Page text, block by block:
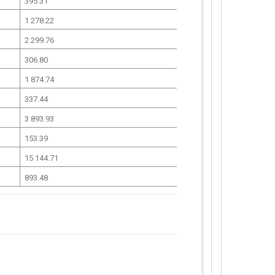
1 278.22
2 299.76
306.80
1 874.74
337.44
3 893.93
153.39
15 144.71
893.48